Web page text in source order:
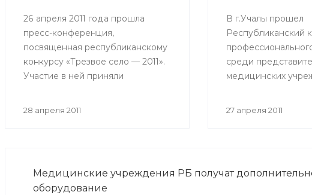
26 апреля 2011 года прошла
пресс-конференция,
посвященная республиканскому
конкурсу «Трезвое село — 2011».
Участие в ней приняли
28 апреля 2011
В г.Учалы прошел
Республиканский
среди
медицинских
27 апреля 2011
Медицинские учреждения РБ получат
оборудование